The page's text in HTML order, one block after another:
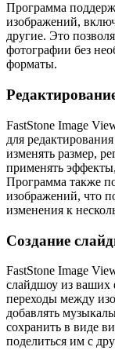
Программа
изображений,
другие. Это
фотографии без
форматы.
FastStone Image
для
изменять размер,
применять
Программа также
изображений, что
изменения к
Создание
FastStone Image
слайдшоу из ваших
переходы между
добавлять
сохранить в виде
поделиться им с